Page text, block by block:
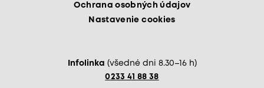
Ochrana osobných údajov
Nastavenie cookies
Infolinka (všedné dni 8.30–16 h)
0233 41 88 38